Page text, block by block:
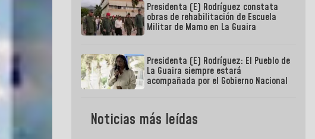
Presidenta (E) Rodríguez constata
obras de rehabilitación de Escuela
Militar de Mamo en La Guaira
Presidenta (E) Rodríguez: El Pueblo de
La Guaira siempre estará
acompañada por el Gobierno Nacional
Noticias más leídas